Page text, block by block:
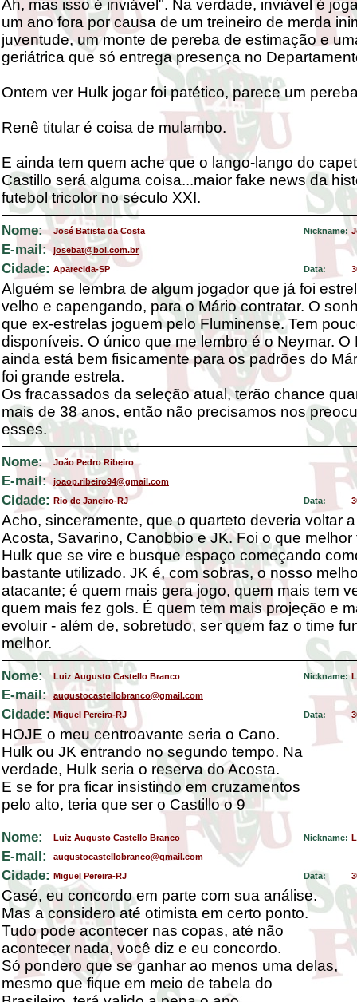
Ah, mas isso é inviável". Na verdade, inviável é
um ano fora por causa de um treineiro de merda
juventude, um monte de pereba de estimação e
geriátrica que só entrega presença no
Ontem ver Hulk jogar foi patético, parece um
Renê titular é coisa de mulambo.
E ainda tem quem ache que o lango-lango do
Castillo será alguma coisa...maior fake news da
futebol tricolor no século XXI.
Nome: José Batista da Costa Nickname:
E-mail: josebat@bol.com.br
Cidade: Aparecida-SP Data:
Alguém se lembra de algum jogador que já foi
velho e capengando, para o Mário contratar. O
que ex-estrelas joguem pelo Fluminense. Tem
disponíveis. O único que me lembro é o Neymar. O
ainda está bem fisicamente para os padrões do
foi grande estrela.
Os fracassados da seleção atual, terão chance
mais de 38 anos, então não precisamos nos
esses.
Nome: João Pedro Ribeiro
E-mail: joaop.ribeiro94@gmail.com
Cidade: Rio de Janeiro-RJ Data:
Acho, sinceramente, que o quarteto deveria voltar
Acosta, Savarino, Canobbio e JK. Foi o que melhor
Hulk que se vire e busque espaço começando
bastante utilizado. JK é, com sobras, o nosso
atacante; é quem mais gera jogo, quem mais tem
quem mais fez gols. É quem tem mais projeção e
evoluir - além de, sobretudo, ser quem faz o time
melhor.
Nome: Luiz Augusto Castello Branco Nickname:
E-mail: augustocastellobranco@gmail.com
Cidade: Miguel Pereira-RJ Data:
HOJE o meu centroavante seria o Cano.
Hulk ou JK entrando no segundo tempo. Na
verdade, Hulk seria o reserva do Acosta.
E se for pra ficar insistindo em cruzamentos
pelo alto, teria que ser o Castillo o 9
Nome: Luiz Augusto Castello Branco Nickname:
E-mail: augustocastellobranco@gmail.com
Cidade: Miguel Pereira-RJ Data:
Casé, eu concordo em parte com sua análise.
Mas a considero até otimista em certo ponto.
Tudo pode acontecer nas copas, até não
acontecer nada, você diz e eu concordo.
Só pondero que se ganhar ao menos uma delas,
mesmo que fique em meio de tabela do